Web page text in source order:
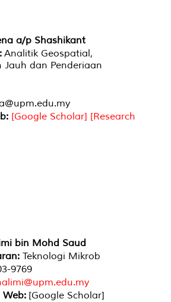
a/p Shashikant
Analitik Geospatial,
Jauh dan Penderiaan
[Google Scholar] [Research
bin Mohd Saud
Teknologi Mikrob
9769
@upm.edu.my
Web: [Google Scholar]